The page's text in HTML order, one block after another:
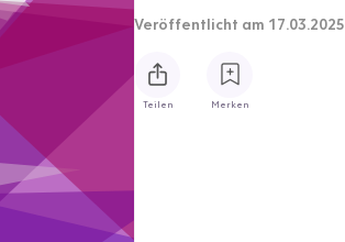
Veröffentlicht am 17.03.2025
Teilen Merken